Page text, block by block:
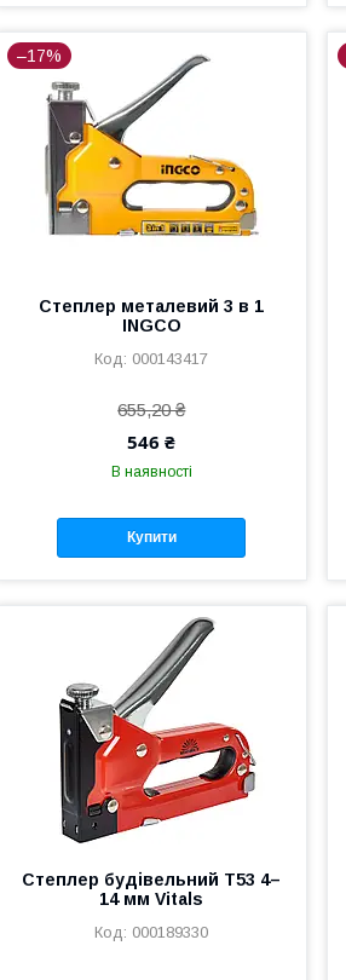
–17%
Степлер металевий 3 в 1
INGCO
000143417
655,20 ₴
546 ₴
В наявності
Купити
Степлер будівельний Т53 4–
14 мм Vitals
000189330